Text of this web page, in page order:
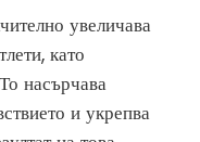
увеличава
като
насърчава
и укрепва